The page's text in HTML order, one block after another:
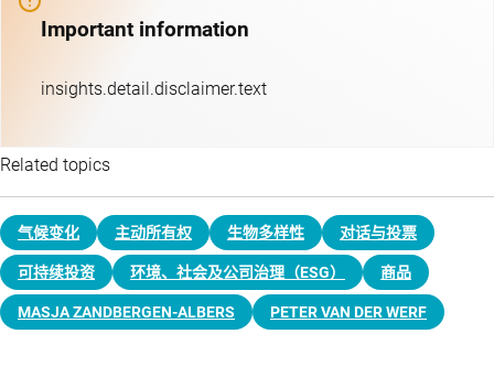
Important information
insights.detail.disclaimer.text
Related topics
气候变化 主动所有权 生物多样性 对话与投票
可持续投资 环境、社会及公司治理（ESG） 商品
MASJA ZANDBERGEN-ALBERS PETER VAN DER WERF